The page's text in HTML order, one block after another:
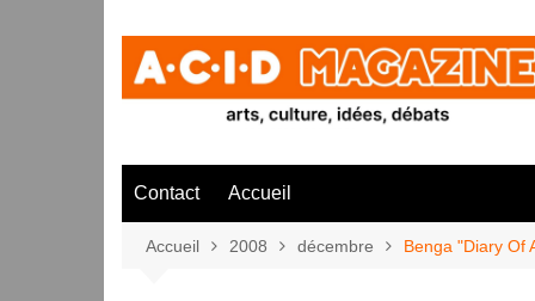
Contact Accueil
Accueil 2008 décembre Benga "Diary Of